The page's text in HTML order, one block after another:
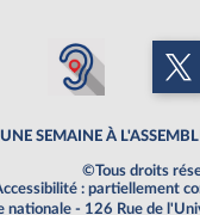
UNE SEMAINE À
©Tous droits
: partiellement
nationale - 126 Rue de